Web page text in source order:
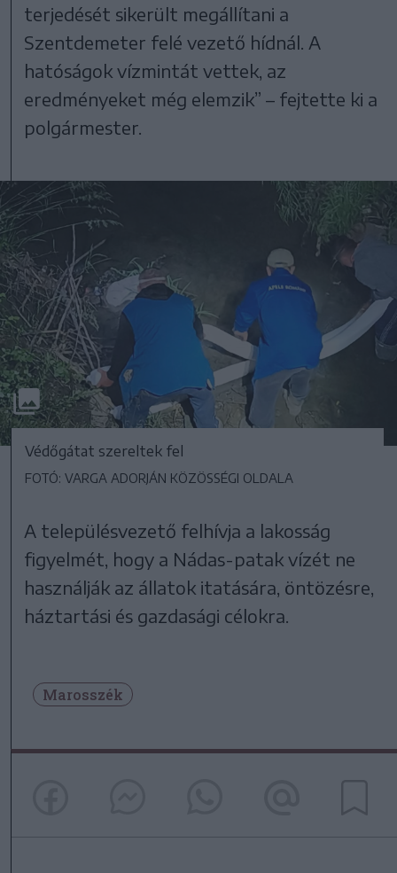
terjedését sikerült megállítani a
Szentdemeter felé vezető hídnál. A
hatóságok vízmintát vettek, az
eredményeket még elemzik” – fejtette ki a
polgármester.
Védőgátat szereltek fel
FOTÓ: VARGA ADORJÁN KÖZÖSSÉGI OLDALA
A településvezető felhívja a lakosság
figyelmét, hogy a Nádas-patak vízét ne
használják az állatok itatására, öntözésre,
háztartási és gazdasági célokra.
Marosszék